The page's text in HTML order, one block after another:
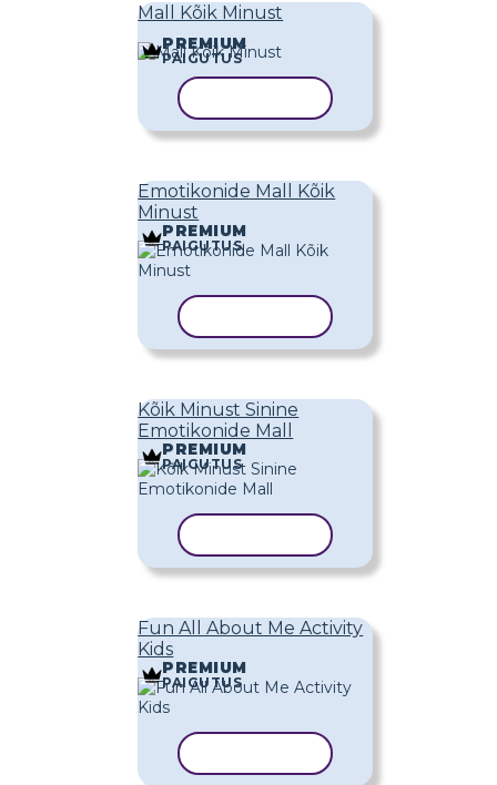
Mall Kõik Minust
PREMIUM
PAIGUTUS
Emotikonide Mall Kõik
Minust
PREMIUM
PAIGUTUS
Kõik Minust Sinine
Emotikonide Mall
PREMIUM
PAIGUTUS
Fun All About Me Activity
Kids
PREMIUM
PAIGUTUS